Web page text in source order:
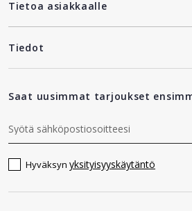
Tietoa asiakkaalle
Tiedot
Saat uusimmat tarjoukset
Hyväksyn yksityisyyskäytäntö